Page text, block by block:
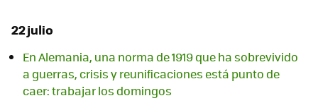
22 julio
En Alemania, una norma de 1919 que ha sobrevivido
a guerras, crisis y reunificaciones está punto de
caer: trabajar los domingos